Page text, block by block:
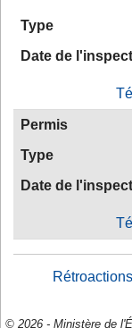
Type
Date de
Permis
Type
Date de
Rétroactions
© 2026 - Ministère de